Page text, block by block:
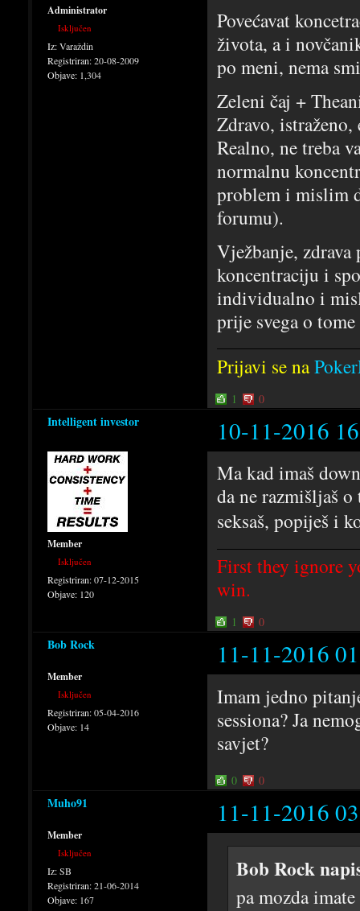
Administrator
Isključen
Iz:Varaždin
Registriran:20-08-2009
Objave: 1,304
Povećavat
života, a i
po meni, nema
Zeleni čaj +
Zdravo,
Realno, ne treba
normalnu
problem i mislim
forumu).
Vježbanje, zdrava
koncentraciju i
individualno i
prije svega o
Prijavi se na
1 0
Intelligent investor 10-11-2016
Member
Isključen
Registriran:07-12-2015
Objave: 120
Ma kad imaš
da ne razmišljaš
seksaš, popiješ i
First they ignore
win.
1 0
Bob Rock 11-11-2016
Member
Isključen
Registriran:05-04-2016
Objave: 14
Imam jedno
sessiona? Ja
savjet?
0 0
Muho91 11-11-2016
Member
Isključen
Iz:SB
Registriran:21-06-2014
Objave: 167
Bob Rock
pa mozda